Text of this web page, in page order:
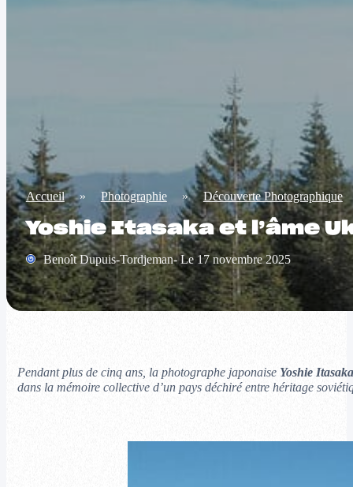
Accueil » Photographie » Découverte Photographique
Yoshie Itasaka et l’âme
Benoît Dupuis-Tordjeman- Le 17 novembre 2025
Pendant plus de cinq ans, la photographe japonaise Yoshie Itasaka
dans la mémoire collective d’un pays déchiré entre héritage